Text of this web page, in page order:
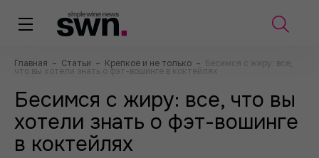
Главная – Статьи – Крепкое и не только – Бесимся с жиру: все,
что вы хотели знать о фэт-вошинге в коктейлях
Бесимся с жиру: все, что вы
хотели знать о фэт-вошинге
в коктейлях